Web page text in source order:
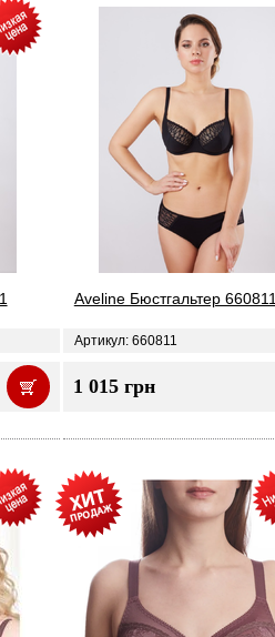
Aveline Бюстгальтер 660811
Артикул: 660811
1 015 грн